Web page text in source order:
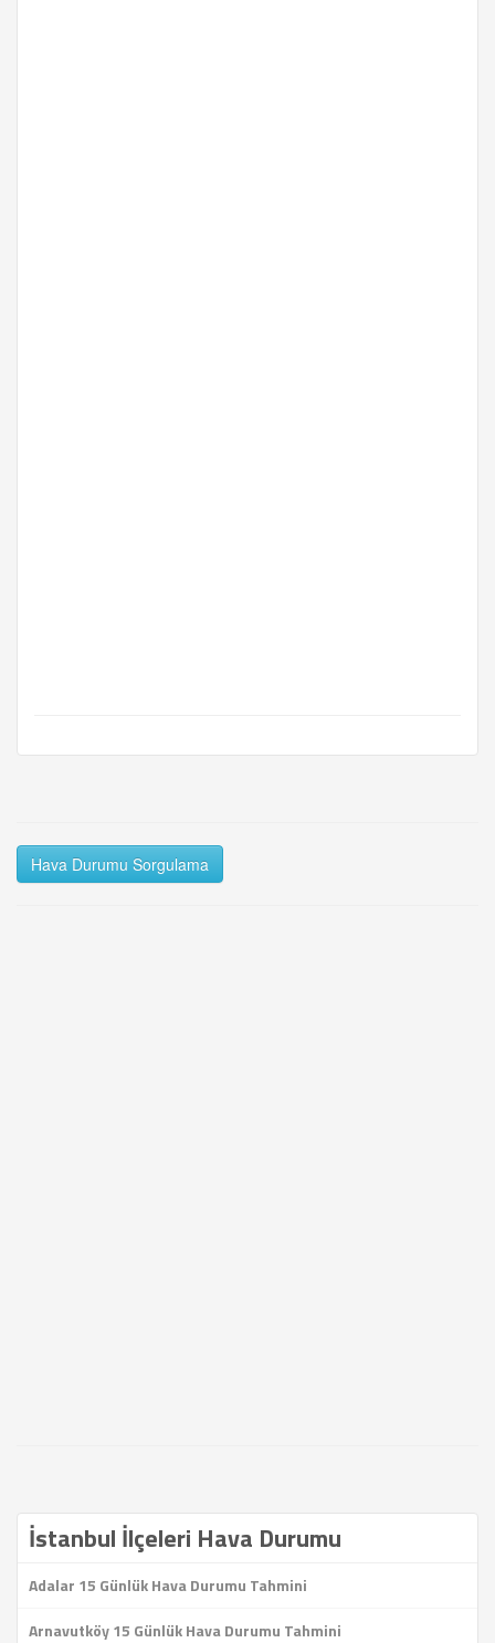
Hava Durumu Sorgulama
İstanbul İlçeleri Hava Durumu
Adalar 15 Günlük Hava Durumu Tahmini
Arnavutköy 15 Günlük Hava Durumu Tahmini